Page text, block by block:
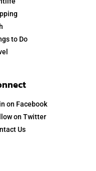
to Do
on Facebook
on Twitter
Us